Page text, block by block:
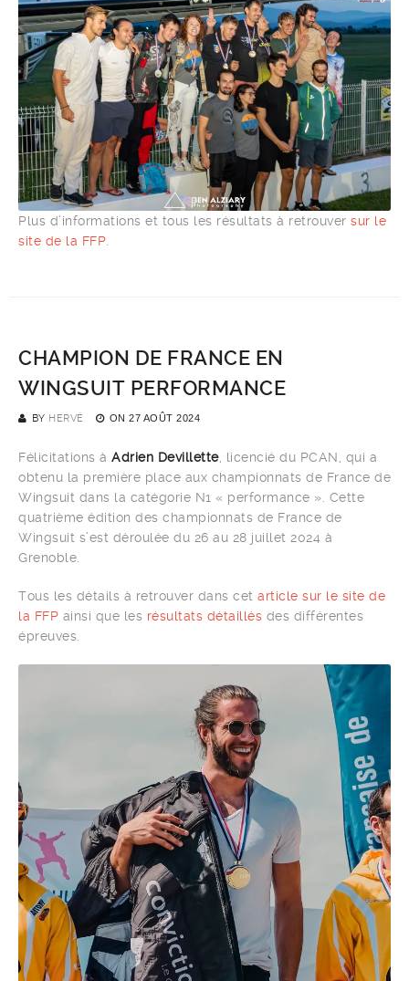
Plus d’informations et tous les résultats à retrouver sur le
site de la FFP
CHAMPION DE FRANCE EN
WINGSUIT PERFORMANCE
BY HERVÉ ON 27 AOÛT 2024
Félicitations à Adrien Devillette, licencié du PCAN, qui a
obtenu la première place aux championnats de France de
Wingsuit dans la catégorie N1 « performance ». Cette
quatrième édition des championnats de France de
Wingsuit s’est déroulée du 26 au 28 juillet 2024 à
Grenoble.
Tous les détails à retrouver dans cet article sur le site de
la FFP ainsi que les résultats détaillés des différentes
épreuves.